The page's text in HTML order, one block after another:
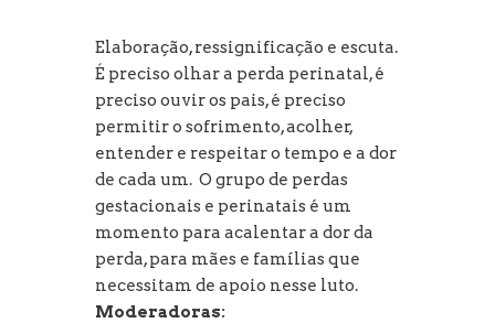
Elaboração, ressignificação e escuta.
É preciso olhar a perda perinatal, é
preciso ouvir os pais, é preciso
permitir o sofrimento, acolher,
entender e respeitar o tempo e a dor
de cada um. O grupo de perdas
gestacionais e perinatais é um
momento para acalentar a dor da
perda, para mães e famílias que
necessitam de apoio nesse luto.
Moderadoras: